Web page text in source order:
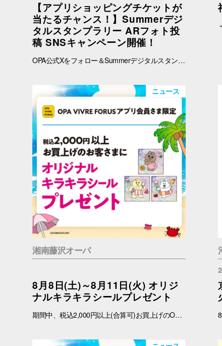
【アプリショッピングチケットが
当たるチャンス！】Summerデジ
タルスタンプラリー ARフォト投
稿 SNSキャンペーン開催！
OPA公式Xをフォロー＆Summerデジタルスタンプラリーで撮影したARフォトを投稿して、OPA VIVRE FORUSアプリのショッピングチケットをゲットしよう！ ■ 景品 500円分のアプリショッピングチケットを2枚（計1,000円分）を抽選で20名さまにプレゼント！ ※税込2,000円で使える500円のショッピングチケットを2枚進呈します。 ■ 応募期間 2026年8月1日(土) ～ 8月30日(日) 23:59まで ※当選者には8月31日(月)以降にDMにてご連絡いたします。 ■ 応募方法 OPA公式X（@opa_vivre_forus）をフォロー Summerデジタルスタンプラリーに参加して、ARフォトを撮影 ハッシュタグ「#おぱんちゅうさぎOPA」「#おぱんちゅうさぎFORUS」「#おぱんちゅうさぎVIVRE」のいずれかをつけて、撮影したARフォトを投稿！ ■ ご注意・各種規約 【撮影・投稿に関する注意】 撮影の際は、周囲のお客さまの通行の妨げにならないようご注意ください。 店内での撮影の際は、各店舗のルールやご案内に沿ってお楽しみください。 ARフォトの撮影、投稿するARフォトは、他のお客さまの顔等が映らないようご配慮をお願いいたします。 危険な行為（階段や無理な姿勢など）はお控えください。 【個人情報・権利に関する注意】 ARフォトの撮影・投稿にあたっては、他のお客さまのプライバシーにご配慮いただき、顔等が写り込まないようお願いいたします。 他のお客さまや第三者が写る場合は、必ずご本人の許可を得たうえで投稿してください。 投稿写真に含まれる著作物（ポスター・商品デザイン等）についてもご配慮ください。 SNSの性質上、投稿された写真は他の利用者に保存・共有される場合がございます。ご理解のうえご参加いただけますと幸いです。 【SNS投稿ルール】 投稿内容が公序良俗に反する場合や、不適切と判断される場合は応募対象外となります。 非公開アカウントからの投稿は応募対象外となる場合がございます。 ハッシュタグや応募条件を満たしていない場合、抽選対象外となる場合がございます。 【キャンペーン関連】 賞品の内容は予告なく変更となる場合がございます。 投稿いただいた画像は、当選者の選定のみに使用し、その他の目的で使用することはございません。
ニュース
湘南藤沢オーパ
8月8日(土)～8月11日(火) オリジ
ナルキラキラシールプレゼント
期間中、税込2,000円以上(合算可)お買上げのOPA VIVRE FOURSアプリ会員さま限定で 「オリジナルキラキラシール」をプレゼント！ ぜひこの機会に、お買い物と合わせて限定ノベルティをゲットしてください。 （※本企画は、アプリ会員さま限定となります） ■配布期間 2026年8月8日(土)～8月11日(火) ■引換場所・時間 引換場所：1F 「プロント」前（上りエスカレーター前） 引換時間：10:00～19:00 ※各日先着100枚限定 ■注意事項 ※ノベルティは数量限定のため、なくなり次第終了となりますので予めご了承ください。 ※クーポンは1枚につきシール1点引き換え可能です。 ※ノベルティの引き換えは、おひとりさま3枚までとなります。 ※お買上げレシートは、期間中の対象店舗のものに限ります（一部対象外のショップ・商品がございます） ※湘南藤沢オーパのレシートのみ対象。館をまたいだレシートの合算は不可。 ※画像はイメージです ▼詳しくはコチラ▼ https://www.opa-club.com/contents/opanchuusagi_2026/ -------------------------------------- ▽オーパ公式アプリダウンロードはこちら▽ App Storeはこちら Google Playはこちら ■オーパ公式アプリについて詳しくはこちら -------------------------------------- ※一部対象外ショップがございます。 ➡詳しくはこちら